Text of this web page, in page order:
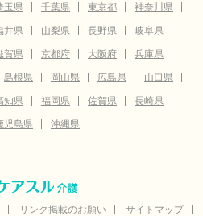
玉県 千葉県 東京都
神奈川県
井県 山梨県 長野県
岐阜県
賀県 京都府 大阪府
兵庫県
島根県 岡山県 広島県
山口県
知県 福岡県 佐賀県
長崎県
児島県 沖縄県
リンク掲載のお願い
サイトマップ